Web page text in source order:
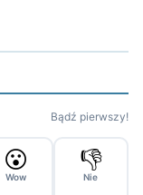
Bądź pierwszy!
😮
Wow
👎
Nie